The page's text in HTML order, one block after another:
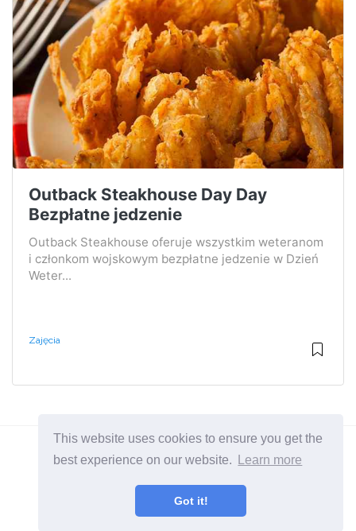
This website uses cookies to ensure you get the
best experience on our website.
Learn more
Got it!
Outback Steakhouse Day Day
Bezpłatne jedzenie
Outback Steakhouse oferuje wszystkim weteranom
i członkom wojskowym bezpłatne jedzenie w Dzień
Weter...
Zajęcia
2026 ©BuruNews
Wszystkie kategorie